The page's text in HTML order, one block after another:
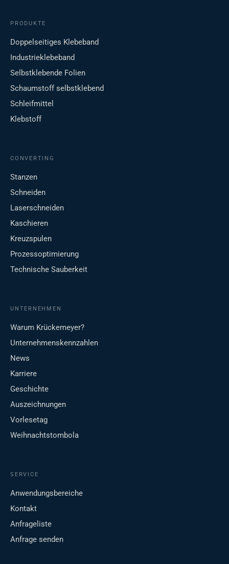
PRODUKTE
Doppelseitiges Klebeband
Industrieklebeband
Selbstklebende Folien
Schaumstoff selbstklebend
Schleifmittel
Klebstoff
CONVERTING
Stanzen
Schneiden
Laserschneiden
Kaschieren
Kreuzspulen
Prozessoptimierung
Technische Sauberkeit
UNTERNEHMEN
Warum Krückemeyer?
Unternehmenskennzahlen
News
Karriere
Geschichte
Auszeichnungen
Vorlesetag
Weihnachtstombola
SERVICE
Anwendungsbereiche
Kontakt
Anfrageliste
Anfrage senden